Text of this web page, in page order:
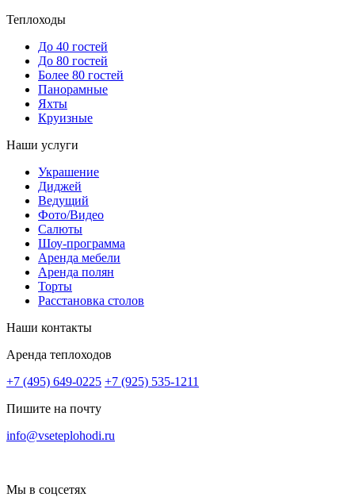
3900 390039003900
Теплоходы
До 40 гостей
До 80 гостей
Более 80 гостей
Панорамные
Яхты
Круизные
Наши услуги
Украшение
Диджей
Ведущий
Фото/Видео
Салюты
Шоу-программа
Аренда мебели
Аренда полян
Торты
Расстановка столов
Наши контакты
Аренда теплоходов
+7 (495) 649-0225 +7 (925) 535-1211
Пишите на почту
info@vseteplohodi.ru
Мы в соцсетях